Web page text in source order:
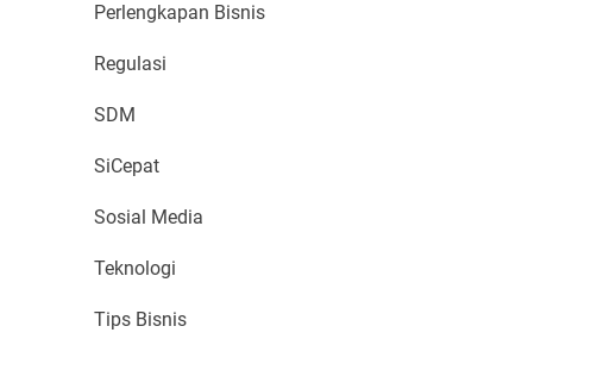
Perlengkapan Bisnis
Regulasi
SDM
SiCepat
Sosial Media
Teknologi
Tips Bisnis